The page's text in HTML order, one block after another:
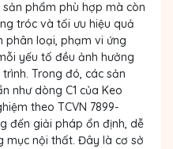
phẩm phù hợp mà còn
tróc và tối ưu hiệu quả
phân loại, phạm vi ứng
yếu tố đều ảnh hưởng
Trong đó, các sản
như dòng C1 của Keo
theo TCVN 7899-
đến giải pháp ổn định, dễ
mục nội thất. Đây là cơ sở